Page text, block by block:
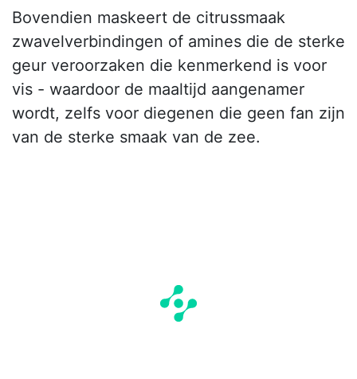
Bovendien maskeert de citrussmaak
zwavelverbindingen of amines die de sterke
geur veroorzaken die kenmerkend is voor
vis - waardoor de maaltijd aangenamer
wordt, zelfs voor diegenen die geen fan zijn
van de sterke smaak van de zee.